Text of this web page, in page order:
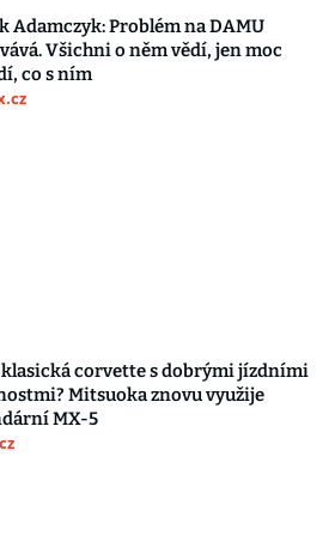
Adamczyk: Problém na DAMU
Všichni o něm vědí, jen moc
co s ním
klasická corvette s dobrými jízdními
Mitsuoka znovu využije
MX-5